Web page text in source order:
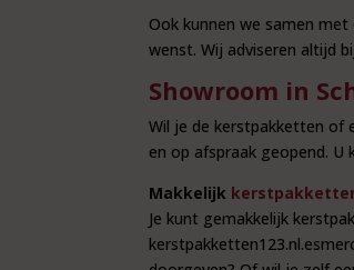
Ook kunnen we samen
wenst. Wij adviseren altijd
Showroom in
Wil je de kerstpakketten of
en op afspraak geopend. U
Makkelijk
Je kunt gemakkelijk